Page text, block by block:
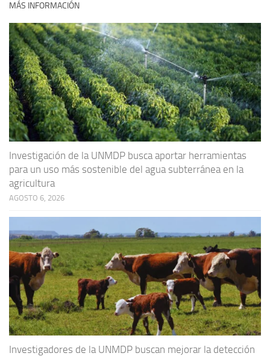
MÁS INFORMACIÓN
Investigación de la UNMDP busca aportar herramientas
para un uso más sostenible del agua subterránea en la
agricultura
AGOSTO 6, 2026
Investigadores de la UNMDP buscan mejorar la detección